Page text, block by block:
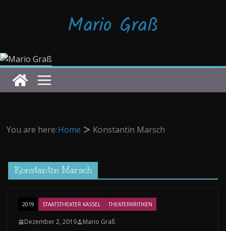
Mario Graß
You are here:Home Konstantin Marsch
Konstantin Marsch
2019 STAATSTHEATER KASSEL THEATERKRITIKEN
Dezember 2, 2019 Mario Graß